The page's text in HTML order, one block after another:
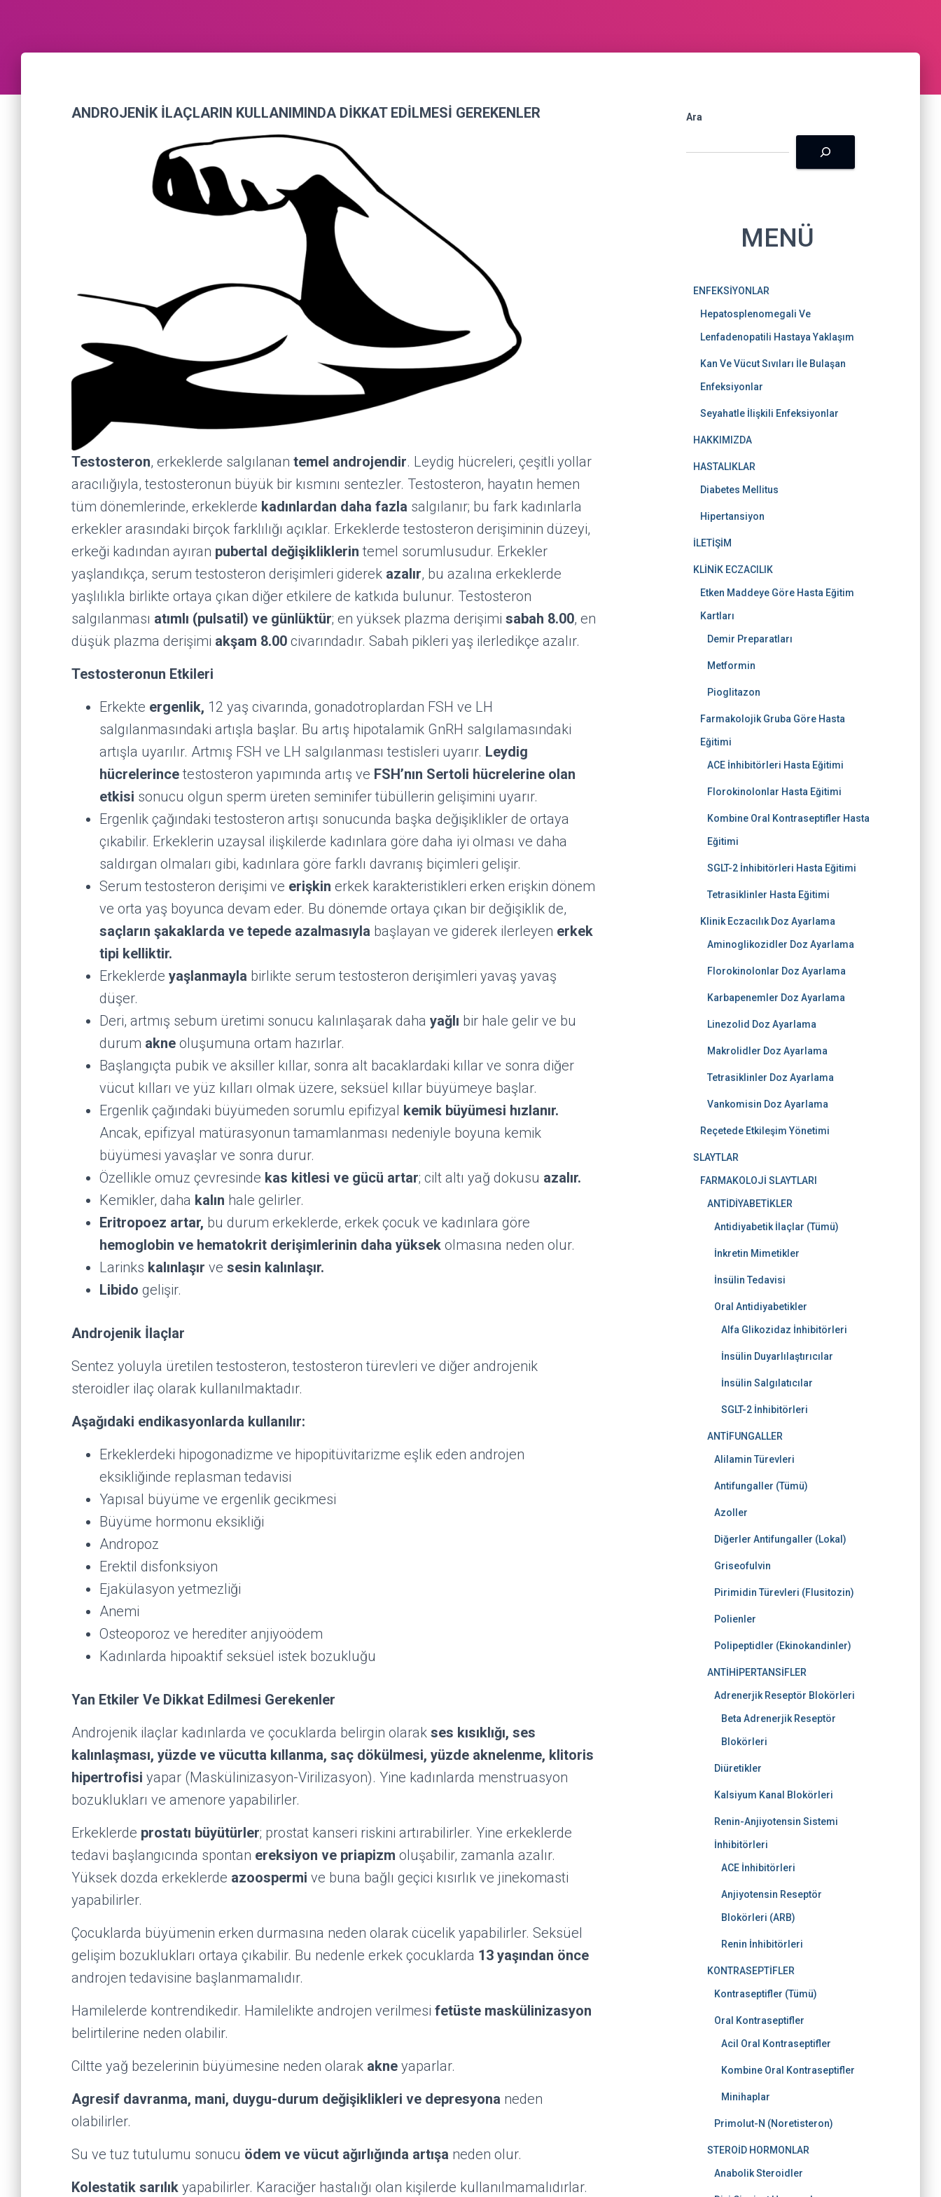
ANDROJENİK İLAÇLARIN KULLANIMINDA DİKKAT EDİLMESİ GEREKENLER
Testosteron, erkeklerde salgılanan temel androjendir. Leydig hücreleri, çeşitli yollar
aracılığıyla, testosteronun büyük bir kısmını sentezler. Testosteron, hayatın hemen
tüm dönemlerinde, erkeklerde kadınlardan daha fazla salgılanır; bu fark kadınlarla
erkekler arasındaki birçok farklılığı açıklar. Erkeklerde testosteron derişiminin düzeyi,
erkeği kadından ayıran pubertal değişikliklerin temel sorumlusudur. Erkekler
yaşlandıkça, serum testosteron derişimleri giderek azalır, bu azalına erkeklerde
yaşlılıkla birlikte ortaya çıkan diğer etkilere de katkıda bulunur. Testosteron
salgılanması atımlı (pulsatil) ve günlüktür; en yüksek plazma derişimi sabah 8.00, en
düşük plazma derişimi akşam 8.00 civarındadır. Sabah pikleri yaş ilerledikçe azalır.
Testosteronun Etkileri
Erkekte ergenlik, 12 yaş civarında, gonadotroplardan FSH ve LH
salgılanmasındaki artışla başlar. Bu artış hipotalamik GnRH salgılamasındaki
artışla uyarılır. Artmış FSH ve LH salgılanması testisleri uyarır. Leydig
hücrelerince testosteron yapımında artış ve FSH’nın Sertoli hücrelerine olan
etkisi sonucu olgun sperm üreten seminifer tübüllerin gelişimini uyarır.
Ergenlik çağındaki testosteron artışı sonucunda başka değişiklikler de ortaya
çıkabilir. Erkeklerin uzaysal ilişkilerde kadınlara göre daha iyi olması ve daha
saldırgan olmaları gibi, kadınlara göre farklı davranış biçimleri gelişir.
Serum testosteron derişimi ve erişkin erkek karakteristikleri erken erişkin dönem
ve orta yaş boyunca devam eder. Bu dönemde ortaya çıkan bir değişiklik de,
saçların şakaklarda ve tepede azalmasıyla başlayan ve giderek ilerleyen erkek
tipi kelliktir.
Erkeklerde yaşlanmayla birlikte serum testosteron derişimleri yavaş yavaş
düşer.
Deri, artmış sebum üretimi sonucu kalınlaşarak daha yağlı bir hale gelir ve bu
durum akne oluşumuna ortam hazırlar.
Başlangıçta pubik ve aksiller kıllar, sonra alt bacaklardaki kıllar ve sonra diğer
vücut kılları ve yüz kılları olmak üzere, seksüel kıllar büyümeye başlar.
Ergenlik çağındaki büyümeden sorumlu epifizyal kemik büyümesi hızlanır.
Ancak, epifizyal matürasyonun tamamlanması nedeniyle boyuna kemik
büyümesi yavaşlar ve sonra durur.
Özellikle omuz çevresinde kas kitlesi ve gücü artar; cilt altı yağ dokusu azalır.
Kemikler, daha kalın hale gelirler.
Eritropoez artar, bu durum erkeklerde, erkek çocuk ve kadınlara göre
hemoglobin ve hematokrit derişimlerinin daha yüksek olmasına neden olur.
Larinks kalınlaşır ve sesin kalınlaşır.
Libido gelişir.
Androjenik İlaçlar
Sentez yoluyla üretilen testosteron, testosteron türevleri ve diğer androjenik
steroidler ilaç olarak kullanılmaktadır.
Aşağıdaki endikasyonlarda kullanılır:
Erkeklerdeki hipogonadizme ve hipopitüvitarizme eşlik eden androjen
eksikliğinde replasman tedavisi
Yapısal büyüme ve ergenlik gecikmesi
Büyüme hormonu eksikliği
Andropoz
Erektil disfonksiyon
Ejakülasyon yetmezliği
Anemi
Osteoporoz ve herediter anjiyoödem
Kadınlarda hipoaktif seksüel istek bozukluğu
Yan Etkiler Ve Dikkat Edilmesi Gerekenler
Androjenik ilaçlar kadınlarda ve çocuklarda belirgin olarak ses kısıklığı, ses
kalınlaşması, yüzde ve vücutta kıllanma, saç dökülmesi, yüzde aknelenme, klitoris
hipertrofisi yapar (Maskülinizasyon-Virilizasyon). Yine kadınlarda menstruasyon
bozuklukları ve amenore yapabilirler.
Erkeklerde prostatı büyütürler; prostat kanseri riskini artırabilirler. Yine erkeklerde
tedavi başlangıcında spontan ereksiyon ve priapizm oluşabilir, zamanla azalır.
Yüksek dozda erkeklerde azoospermi ve buna bağlı geçici kısırlık ve jinekomasti
yapabilirler.
Çocuklarda büyümenin erken durmasına neden olarak cücelik yapabilirler. Seksüel
gelişim bozuklukları ortaya çıkabilir. Bu nedenle erkek çocuklarda 13 yaşından önce
androjen tedavisine başlanmamalıdır.
Hamilelerde kontrendikedir. Hamilelikte androjen verilmesi fetüste maskülinizasyon
belirtilerine neden olabilir.
Ciltte yağ bezelerinin büyümesine neden olarak akne yaparlar.
Agresif davranma, mani, duygu-durum değişiklikleri ve depresyona neden
olabilirler.
Su ve tuz tutulumu sonucu ödem ve vücut ağırlığında artışa neden olur.
Kolestatik sarılık yapabilirler. Karaciğer hastalığı olan kişilerde kullanılmamalıdırlar.
Ara
MENÜ
ENFEKSİYONLAR
Hepatosplenomegali Ve
Lenfadenopatili Hastaya Yaklaşım
Kan Ve Vücut Sıvıları İle Bulaşan
Enfeksiyonlar
Seyahatle İlişkili Enfeksiyonlar
HAKKIMIZDA
HASTALIKLAR
Diabetes Mellitus
Hipertansiyon
İLETİŞİM
KLİNİK ECZACILIK
Etken Maddeye Göre Hasta Eğitim
Kartları
Demir Preparatları
Metformin
Pioglitazon
Farmakolojik Gruba Göre Hasta
Eğitimi
ACE İnhibitörleri Hasta Eğitimi
Florokinolonlar Hasta Eğitimi
Kombine Oral Kontraseptifler Hasta
Eğitimi
SGLT-2 İnhibitörleri Hasta Eğitimi
Tetrasiklinler Hasta Eğitimi
Klinik Eczacılık Doz Ayarlama
Aminoglikozidler Doz Ayarlama
Florokinolonlar Doz Ayarlama
Karbapenemler Doz Ayarlama
Linezolid Doz Ayarlama
Makrolidler Doz Ayarlama
Tetrasiklinler Doz Ayarlama
Vankomisin Doz Ayarlama
Reçetede Etkileşim Yönetimi
SLAYTLAR
FARMAKOLOJİ SLAYTLARI
ANTİDİYABETİKLER
Antidiyabetik İlaçlar (Tümü)
İnkretin Mimetikler
İnsülin Tedavisi
Oral Antidiyabetikler
Alfa Glikozidaz İnhibitörleri
İnsülin Duyarlılaştırıcılar
İnsülin Salgılatıcılar
SGLT-2 İnhibitörleri
ANTİFUNGALLER
Alilamin Türevleri
Antifungaller (Tümü)
Azoller
Diğerler Antifungaller (Lokal)
Griseofulvin
Pirimidin Türevleri (Flusitozin)
Polienler
Polipeptidler (Ekinokandinler)
ANTİHİPERTANSİFLER
Adrenerjik Reseptör Blokörleri
Beta Adrenerjik Reseptör
Blokörleri
Diüretikler
Kalsiyum Kanal Blokörleri
Renin-Anjiyotensin Sistemi
İnhibitörleri
ACE İnhibitörleri
Anjiyotensin Reseptör
Blokörleri (ARB)
Renin İnhibitörleri
KONTRASEPTİFLER
Kontraseptifler (Tümü)
Oral Kontraseptifler
Acil Oral Kontraseptifler
Kombine Oral Kontraseptifler
Minihaplar
Primolut-N (Noretisteron)
STEROİD HORMONLAR
Anabolik Steroidler